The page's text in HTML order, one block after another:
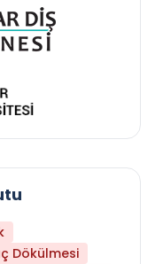
Dökülmesi